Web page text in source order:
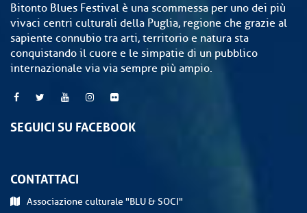
Bitonto Blues Festival è una scommessa per uno dei più
vivaci centri culturali della Puglia, regione che grazie al
sapiente connubio tra arti, territorio e natura sta
conquistando il cuore e le simpatie di un pubblico
internazionale via via sempre più ampio.
SEGUICI SU FACEBOOK
CONTATTACI
Associazione culturale "BLU & SOCI"